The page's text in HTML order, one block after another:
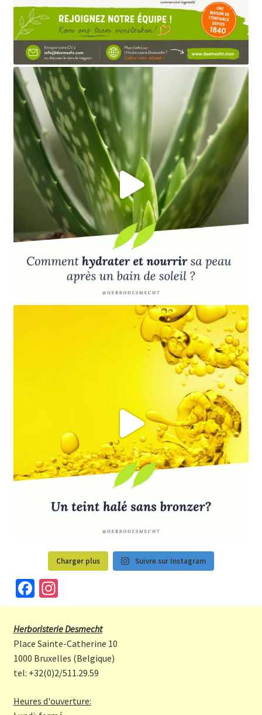
Charger plus Suivre sur Instagram
Fa
ce
b
o
o
k
In
st
a
gr
a
m
Herboristerie Desmecht
Place Sainte-Catherine 10
1000 Bruxelles (Belgique)
tel: +32(0)2/511.29.59
Heures d'ouverture: